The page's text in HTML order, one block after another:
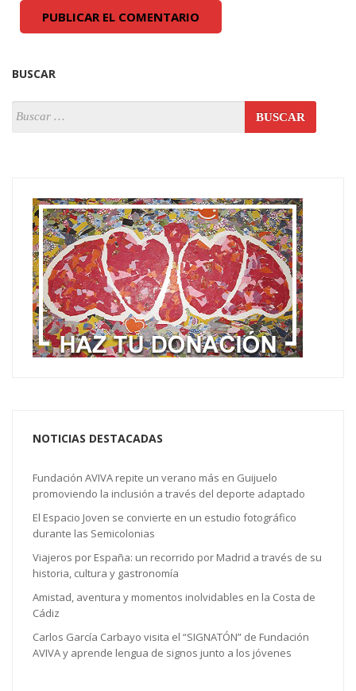
BUSCAR
NOTICIAS DESTACADAS
Fundación AVIVA repite un verano más en Guijuelo
promoviendo la inclusión a través del deporte adaptado
El Espacio Joven se convierte en un estudio fotográfico
durante las Semicolonias
Viajeros por España: un recorrido por Madrid a través de su
historia, cultura y gastronomía
Amistad, aventura y momentos inolvidables en la Costa de
Cádiz
Carlos García Carbayo visita el “SIGNATÓN” de Fundación
AVIVA y aprende lengua de signos junto a los jóvenes